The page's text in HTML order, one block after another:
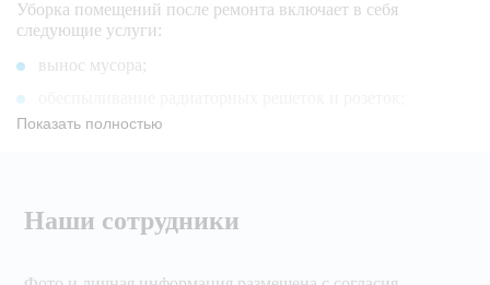
Уборка помещений после ремонта включает в себя
следующие услуги:
вынос мусора;
мытье стен, полов и окон;
химчистка ковров, ковролина и мягкой мебели (если она
Команда профессиональных клинеров имеет в своем
Показать полностью
Наши сотрудники